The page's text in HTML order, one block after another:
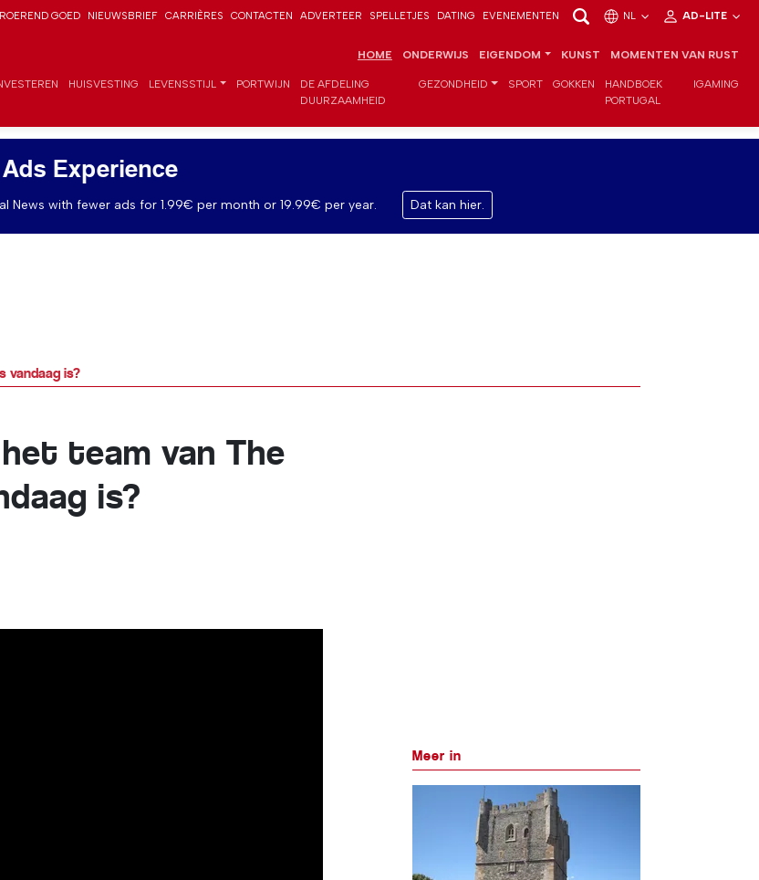
GOED NIEUWSBRIEF CARRIÈRES CONTACTEN ADVERTEER SPELLETJES DATING EVENEMENTEN NL AD-LITE
HOME ONDERWIJS EIGENDOM KUNST MOMENTEN VAN RUST
HUISVESTING LEVENSSTIJL PORTWIJN
DE AFDELING
DUURZAAMHEID
GEZONDHEID SPORT GOKKEN
HANDBOEK
PORTUGAL
IGAMING
Experience
News with fewer ads for 1.99€ per month or 19.99€ per year. Dat kan hier.
vandaag is?
team van The
is?
Meer in